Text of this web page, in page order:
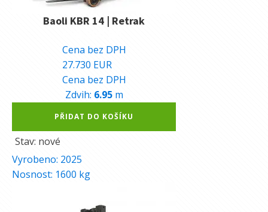
Baoli KBR 14 | Retrak
Cena bez DPH
27.730 EUR
Cena bez DPH
Zdvih: 6.95 m
PŘIDAT DO KOŠÍKU
Stav: nové
Vyrobeno: 2025
Nosnost: 1600 kg